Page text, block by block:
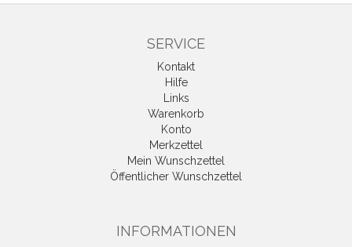
SERVICE
Kontakt
Hilfe
Links
Warenkorb
Konto
Merkzettel
Mein Wunschzettel
Öffentlicher Wunschzettel
INFORMATIONEN